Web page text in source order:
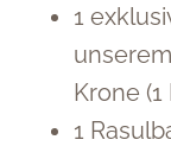
1
Krone
1